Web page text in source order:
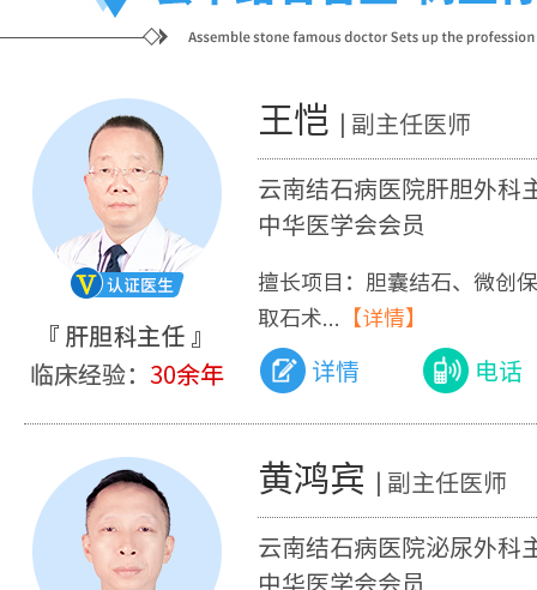
王恺 | 副主任医师
云南结石病医院肝胆外科
中华医学会会员
擅长项目：胆囊结石、微创
取石术...
【详情】
详情 电话
黄鸿宾 | 副主任医师
云南结石病医院泌尿外科
中华医学会会员